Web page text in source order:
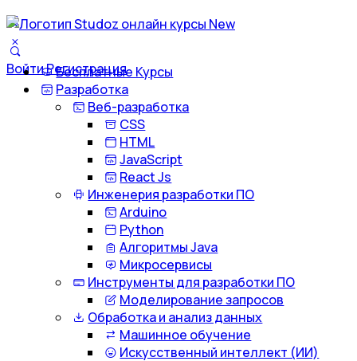
ВойтиРегистрация
Бесплатные Курсы
Разработка
Веб-разработка
CSS
HTML
JavaScript
React Js
Инженерия разработки ПО
Arduino
Python
Алгоритмы Java
Микросервисы
Инструменты для разработки ПО
Моделирование запросов
Обработка и анализ данных
Машинное обучение
Искусственный интеллект (ИИ)